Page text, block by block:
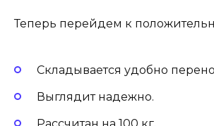
Теперь перейдем к
Складывается удобно
Выглядит надежно.